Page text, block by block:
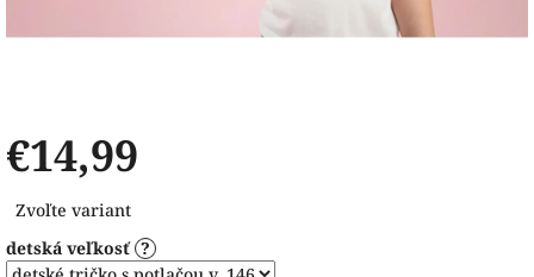
€14,99
cena:
Zvoľte variant
detská veľkosť ?